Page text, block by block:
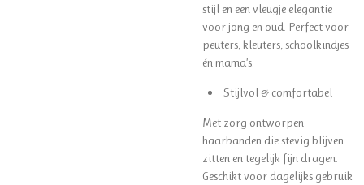
stijl en een vleugje elegantie
voor jong en oud. Perfect voor
peuters, kleuters, schoolkindjes
én mama’s.
Stijlvol & comfortabel
Met zorg ontworpen
haarbanden die stevig blijven
zitten en tegelijk fijn dragen.
Geschikt voor dagelijks gebruik